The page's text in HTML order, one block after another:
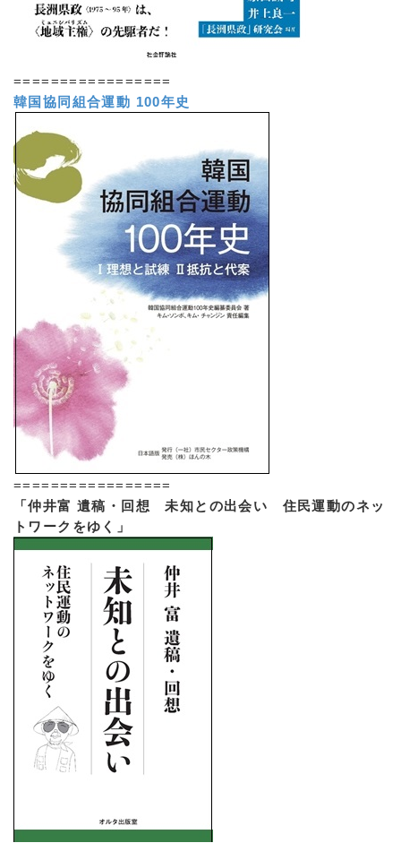
=================
韓国協同組合運動 100年史
=================
「仲井富 遺稿・回想 未知との出会い 住民運動のネッ
トワークをゆく」